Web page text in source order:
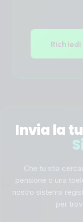
Invia la
Che tu stia
pensione o una
nostro sistema
per